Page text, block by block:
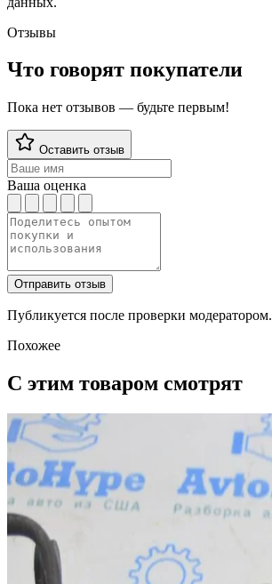
Отзывы
Что говорят покупатели
Пока нет отзывов — будьте первым!
Оставить отзыв
Ваша оценка
Отправить отзыв
Публикуется после проверки модератором.
Похожее
С этим товаром смотрят